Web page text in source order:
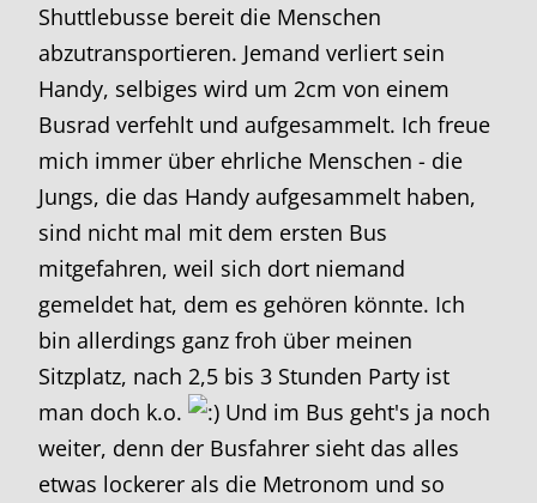
Shuttlebusse bereit die Menschen
abzutransportieren. Jemand verliert sein
Handy, selbiges wird um 2cm von einem
Busrad verfehlt und aufgesammelt. Ich freue
mich immer über ehrliche Menschen - die
Jungs, die das Handy aufgesammelt haben,
sind nicht mal mit dem ersten Bus
mitgefahren, weil sich dort niemand
gemeldet hat, dem es gehören könnte. Ich
bin allerdings ganz froh über meinen
Sitzplatz, nach 2,5 bis 3 Stunden Party ist
man doch k.o.
Und im Bus geht's ja noch
weiter, denn der Busfahrer sieht das alles
etwas lockerer als die Metronom und so